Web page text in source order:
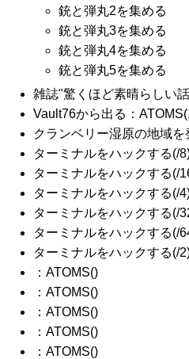
銃と弾丸2を集める
銃と弾丸3を集める
銃と弾丸4を集める
銃と弾丸5を集める
雑誌"驚くほど素晴らしい
Vault76から出る：
クランベリー湿原の地域
ターミナルをハックする(/
ターミナルをハックする(/
ターミナルをハックする(/
ターミナルをハックする(/
ターミナルをハックする(/
ターミナルをハックする(/
：ATOMS()
：ATOMS()
：ATOMS()
：ATOMS()
：ATOMS()